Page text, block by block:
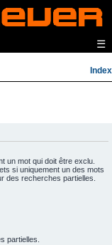
☰
Index
un mot qui doit être exclu.
si uniquement un des mots
des recherches partielles.
partielles.